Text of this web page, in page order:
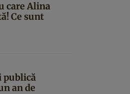
care Alina
Ce sunt
publică
an de